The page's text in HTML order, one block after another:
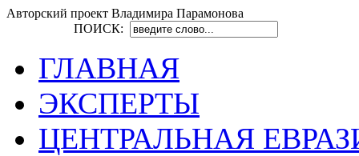
Авторский проект Владимира Парамонова
ПОИСК:
ГЛАВНАЯ
ЭКСПЕРТЫ
ЦЕНТРАЛЬНАЯ